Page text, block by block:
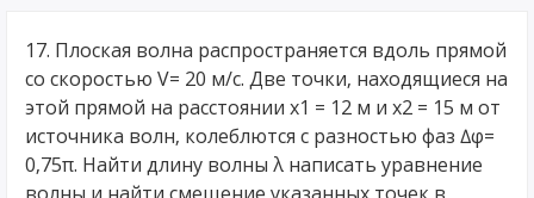
17. Плоская волна распространяется вдоль прямой
со скоростью V= 20 м/с. Две точки, находящиеся на
этой прямой на расстоянии x1 = 12 м и x2 = 15 м от
источника волн, колеблются с разностью фаз ∆φ=
0,75π. Найти длину волны λ написать уравнение